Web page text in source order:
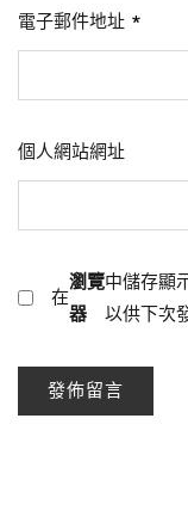
電子郵件地址 *
個人網站網址
在
瀏覽
器
中儲存顯
以供下次